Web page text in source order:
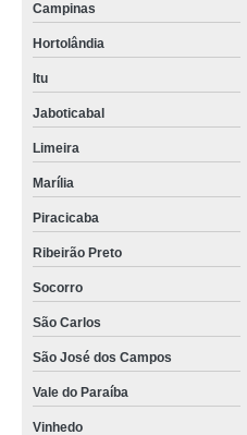
Campinas
Hortolândia
Itu
Jaboticabal
Limeira
Marília
Piracicaba
Ribeirão Preto
Socorro
São Carlos
São José dos Campos
Vale do Paraíba
Vinhedo